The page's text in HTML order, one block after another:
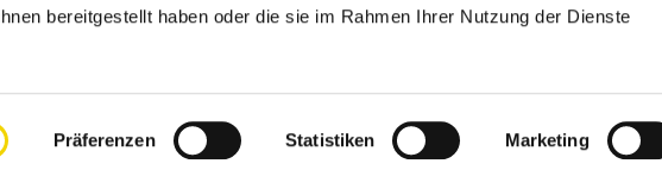
bereitgestellt haben oder die sie im Rahmen Ihrer Nutzung der Dienste
Präferenzen Statistiken Marketing
| Fax: +49 (0)2972 978595